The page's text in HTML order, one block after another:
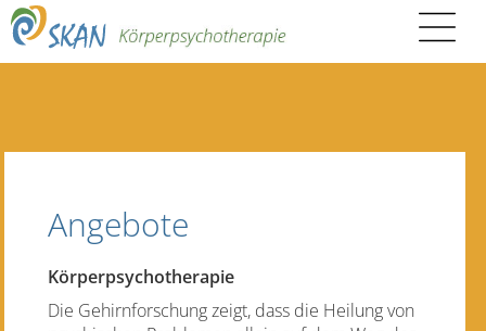
Angebote
Körperpsychotherapie
Die Gehirnforschung zeigt, dass die Heilung von